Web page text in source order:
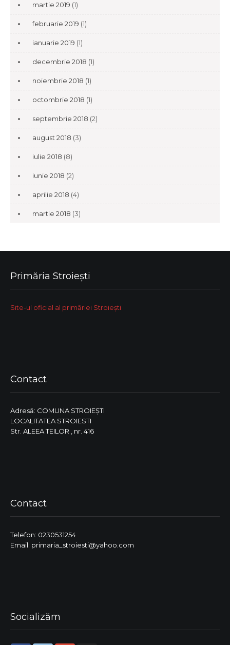
martie 2019 (1)
februarie 2019 (1)
ianuarie 2019 (1)
decembrie 2018 (1)
noiembrie 2018 (1)
octombrie 2018 (1)
septembrie 2018 (2)
august 2018 (3)
iulie 2018 (8)
iunie 2018 (2)
aprilie 2018 (4)
martie 2018 (3)
Primăria Stroiești
Site-ul oficial al primăriei Stroiești
Contact
Adresă: COMUNA STROIEŞTI
LOCALITATEA STROIESTI
Str. ALEEA TEILOR , nr. 416
Contact
Telefon: 0230531254
Email: primaria_stroiesti@yahoo.com
Socializăm